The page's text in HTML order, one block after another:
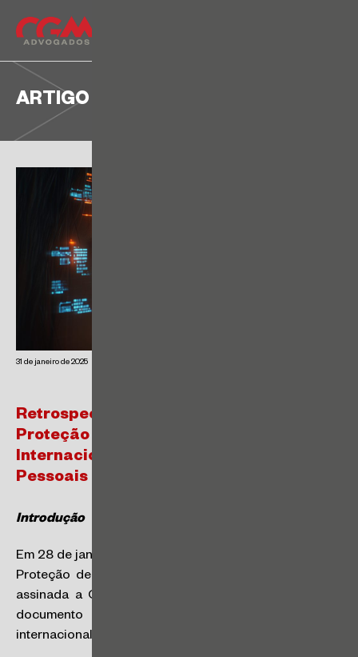
ARTIGO
31 de janeiro de 2025
Retrospectiva 2024 – Privacidade e
Proteção de Dados Pessoais: 28.01 – Dia
Internacional da Proteção de Dados
Pessoais
Introdução
Em 28 de janeiro é comemorado o Dia Internacional da
Proteção de Dados Pessoais. Neste dia, em 1981, foi
assinada a Convenção 108 do Conselho da Europa,
documento reconhecido como o primeiro tratado
internacional sobre proteção de dados.